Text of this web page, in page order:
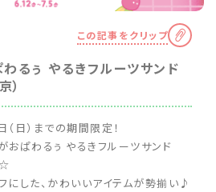
この記事をクリップ
わるぅ やるきフルーツサンド
）
日）までの期間限定！
おぱわるぅ やるきフルーツサンド
☆
にした、かわいいアイテムが勢揃い♪